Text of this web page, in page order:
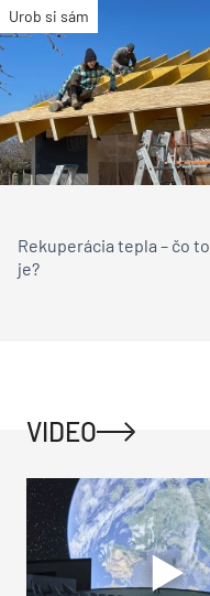
Urob si sám
Rekuperácia tepla – čo to
je?
VIDEO